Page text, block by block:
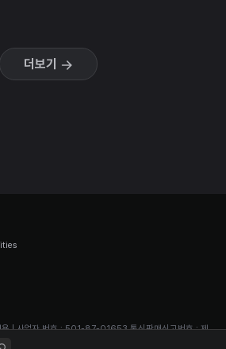
더보기
용 | 사업자 번호 : 501-87-01653 통신판매신고번호 : 제
호 :